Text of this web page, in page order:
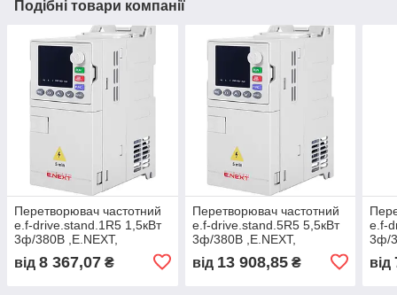
Подібні товари компанії
Перетворювач частотний
e.f-drive.stand.1R5 1,5кВт
3ф/380В ,E.NEXT,
від 8 367,07 ₴
Перетворювач частотний
e.f-drive.stand.5R5 5,5кВт
3ф/380В ,E.NEXT,
від 13 908,85₴
e.f-
3ф/
від